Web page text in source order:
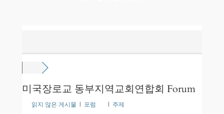
미국장로교 동부지역교회연합회 Forum
읽지 않은 게시물 | 포럼 | 주제